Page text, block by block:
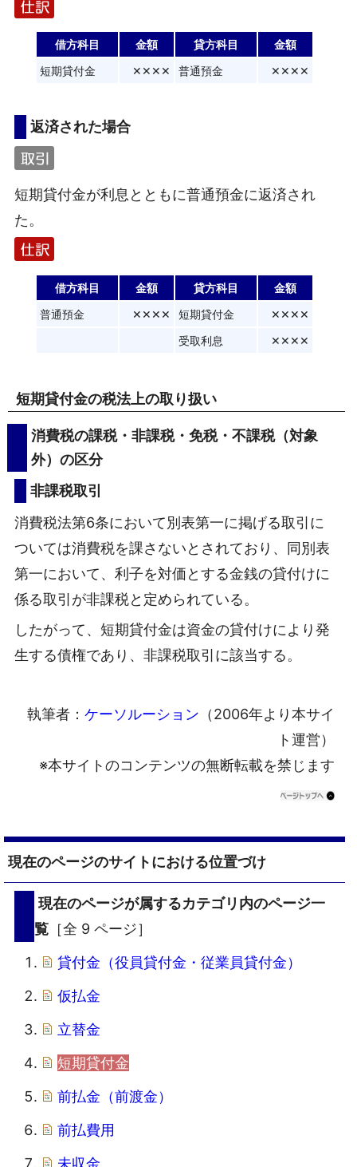
借方科目 金額 貸方科目
金額
短期貸付金
✕✕✕✕ 普通預金 ✕✕✕✕
返済された場合
短期貸付金が利息とともに普通預金に返済され
た。
借方科目 金額 貸方科目
金額
普通預金
✕✕✕✕ 短期貸付金
✕✕✕✕
受取利息
✕✕✕✕
短期貸付金の税法上の取り扱い
消費税の課税・非課税・免税・不課税（対象
外）の区分
非課税取引
消費税法第6条において別表第一に掲げる取引に
ついては消費税を課さないとされており、同別表
第一において、利子を対価とする金銭の貸付けに
係る取引が非課税と定められている。
したがって、短期貸付金は資金の貸付けにより発
生する債権であり、非課税取引に該当する。
執筆者： ケーソルーション （2006年より本サイ
ト運営）
※本サイトのコンテンツの無断転載を禁じます
現在のページのサイトにおける位置づけ
現在のページが属するカテゴリ内のページ一
覧 ［全 9 ページ］
貸付金（役員貸付金・従業員貸付金）
仮払金
立替金
短期貸付金
前払金（前渡金）
前払費用
未収金